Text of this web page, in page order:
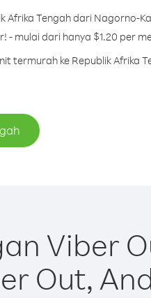
Afrika Tengah dari Nagorno-
- mulai dari hanya $1.20 per
termurah ke Republik Afrika
Viber
Out,